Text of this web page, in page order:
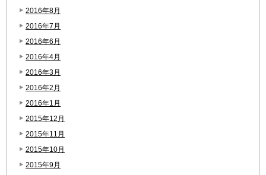
2016年8月
2016年7月
2016年6月
2016年4月
2016年3月
2016年2月
2016年1月
2015年12月
2015年11月
2015年10月
2015年9月